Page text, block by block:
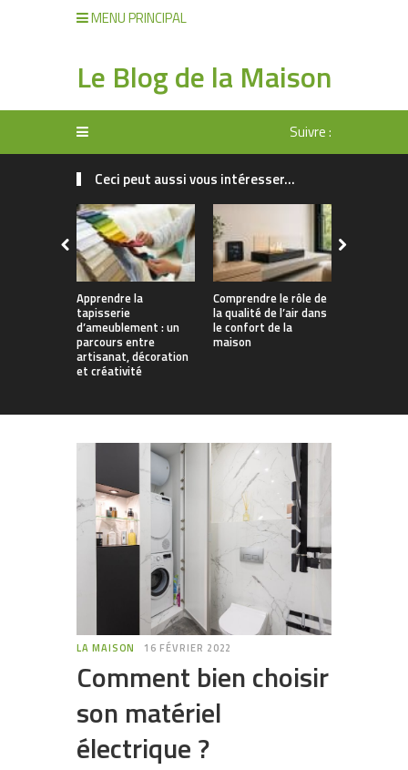
MENU PRINCIPAL
Le Blog de la Maison
Suivre :
Ceci peut aussi vous intéresser...
Apprendre la
tapisserie
d’ameublement : un
parcours entre
artisanat, décoration
et créativité
Comprendre le rôle de
la qualité de l’air dans
le confort de la
maison
LA MAISON 16 FÉVRIER 2022
Comment bien choisir
son matériel
électrique ?